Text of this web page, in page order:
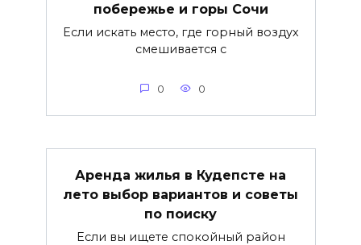
побережье и горы Сочи
Если искать место, где горный воздух
смешивается с
0 0
Аренда жилья в Кудепсте на
лето выбор вариантов и советы
по поиску
Если вы ищете спокойный район